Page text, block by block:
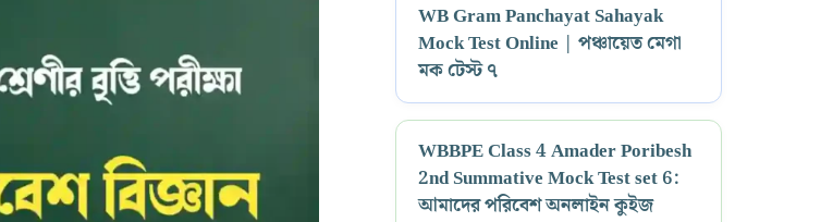
WB Gram Panchayat Sahayak
Mock Test Online | পঞ্চায়েত মেগা
মক টেস্ট ৭
WBBPE Class 4 Amader Poribesh
2nd Summative Mock Test set 6:
আমাদের পরিবেশ অনলাইন কুইজ